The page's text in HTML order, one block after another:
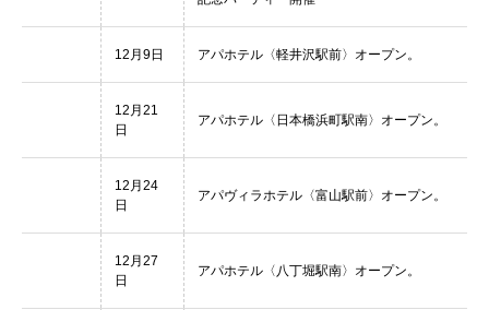
12月9日 アパホテル〈軽井沢駅前〉オープン。
12月21
日
アパホテル〈日本橋浜町駅南〉オープン。
12月24
日
アパヴィラホテル〈富山駅前〉オープン。
12月27
日
アパホテル〈八丁堀駅南〉オープン。